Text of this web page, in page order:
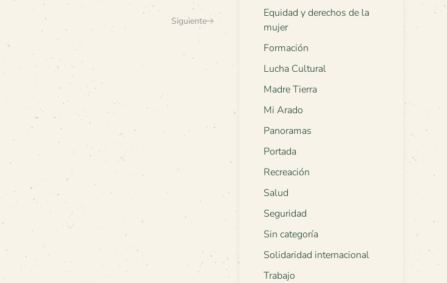
Siguiente
Equidad y derechos de la
mujer
Formación
Lucha Cultural
Madre Tierra
Mi Arado
Panoramas
Portada
Recreación
Salud
Seguridad
Sin categoría
Solidaridad internacional
Trabajo